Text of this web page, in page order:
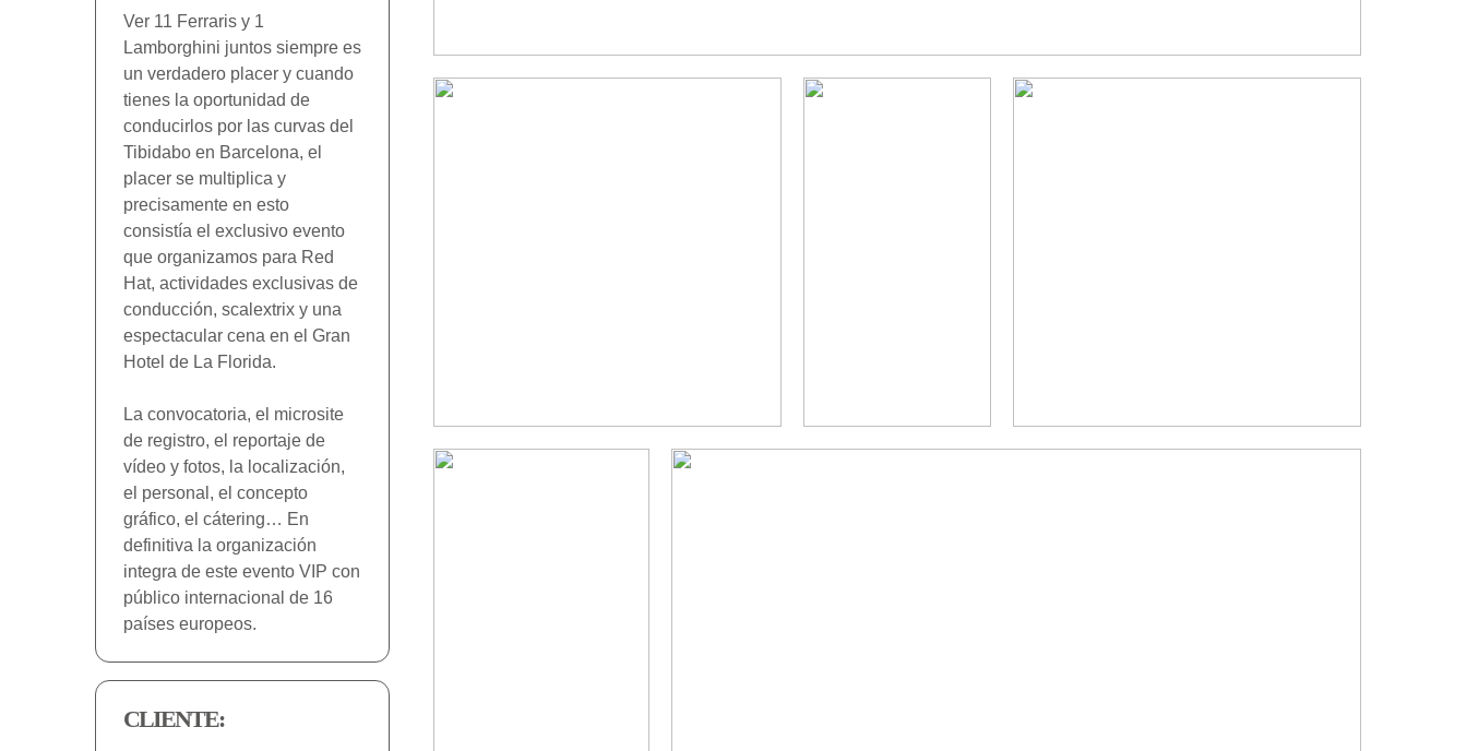
Ver 11 Ferraris y 1
Lamborghini juntos siempre es
un verdadero placer y cuando
tienes la oportunidad de
conducirlos por las curvas del
Tibidabo en Barcelona, el
placer se multiplica y
precisamente en esto
consistía el exclusivo evento
que organizamos para Red
Hat, actividades exclusivas de
conducción, scalextrix y una
espectacular cena en el Gran
Hotel de La Florida.
La convocatoria, el microsite
de registro, el reportaje de
vídeo y fotos, la localización,
el personal, el concepto
gráfico, el cátering… En
definitiva la organización
integra de este evento VIP con
público internacional de 16
países europeos.
CLIENTE: